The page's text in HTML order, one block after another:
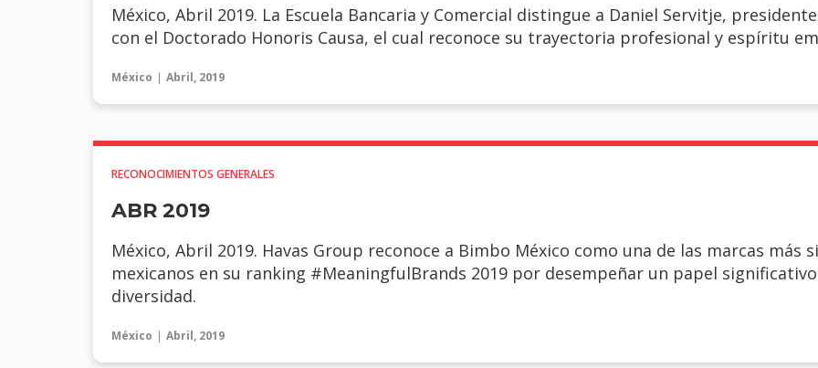
México, Abril 2019. La Escuela Bancaria y Comercial distingue a Daniel Servitje,
con el Doctorado Honoris Causa, el cual reconoce su trayectoria profesional y espíritu
México Abril, 2019
RECONOCIMIENTOS GENERALES
ABR 2019
México, Abril 2019. Havas Group reconoce a Bimbo México como una de las marcas
mexicanos en su ranking #MeaningfulBrands 2019 por desempeñar un papel
diversidad.
México Abril, 2019